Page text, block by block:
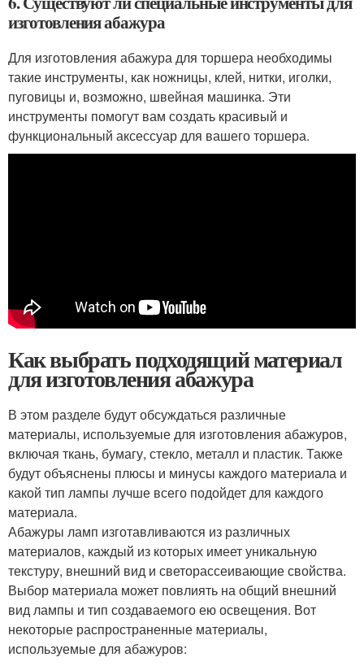
изготовления абажура
Для изготовления абажура для торшера необходимы
такие инструменты, как ножницы, клей, нитки, иголки,
пуговицы и, возможно, швейная машинка. Эти
инструменты помогут вам создать красивый и
функциональный аксессуар для вашего торшера.
Как выбрать подходящий материал
для изготовления абажура
В этом разделе будут обсуждаться различные
материалы, используемые для изготовления абажуров,
включая ткань, бумагу, стекло, металл и пластик. Также
будут объяснены плюсы и минусы каждого материала и
какой тип лампы лучше всего подойдет для каждого
материала.
Абажуры ламп изготавливаются из различных
материалов, каждый из которых имеет уникальную
текстуру, внешний вид и светорассеивающие свойства.
Выбор материала может повлиять на общий внешний
вид лампы и тип создаваемого ею освещения. Вот
некоторые распространенные материалы,
используемые для абажуров: